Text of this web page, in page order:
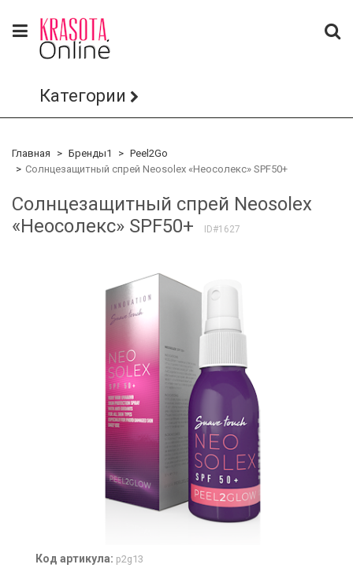
Категории
Главная Бренды1
Peel2Go
Солнцезащитный спрей Neosolex «Неосолекс» SPF50+
Солнцезащитный спрей Neosolex
«Неосолекс» SPF50+
ID#1627
Код артикула: p2g13